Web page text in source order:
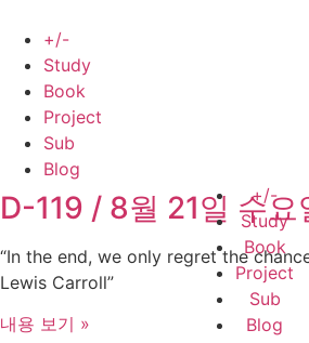
content
+/-
Study
Book
Project
Sub
Blog
+/-
Study
Book
Project
Sub
Blog
D-119 / 8월 21일 수요
“In the end, we only regret the
Lewis Carroll”
내용 보기 »